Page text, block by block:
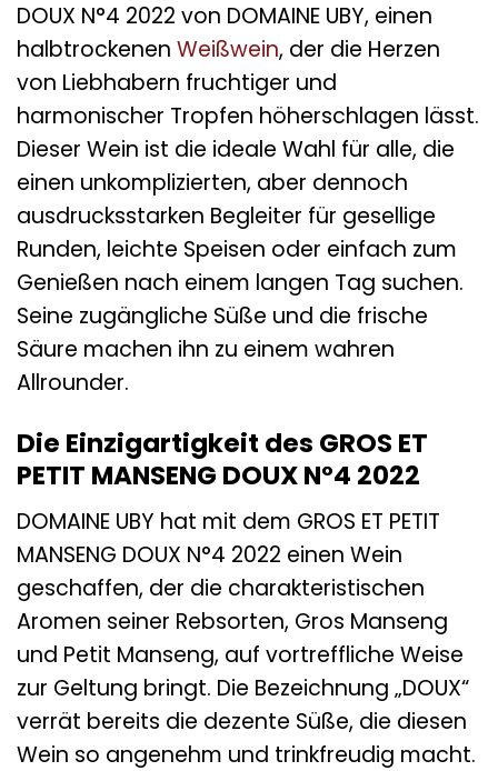
DOUX N°4 2022 von DOMAINE UBY, einen
halbtrockenen Weißwein, der die Herzen
von Liebhabern fruchtiger und
harmonischer Tropfen höherschlagen lässt.
Dieser Wein ist die ideale Wahl für alle, die
einen unkomplizierten, aber dennoch
ausdrucksstarken Begleiter für gesellige
Runden, leichte Speisen oder einfach zum
Genießen nach einem langen Tag suchen.
Seine zugängliche Süße und die frische
Säure machen ihn zu einem wahren
Allrounder.
Die Einzigartigkeit des GROS ET
PETIT MANSENG DOUX N°4 2022
DOMAINE UBY hat mit dem GROS ET PETIT
MANSENG DOUX N°4 2022 einen Wein
geschaffen, der die charakteristischen
Aromen seiner Rebsorten, Gros Manseng
und Petit Manseng, auf vortreffliche Weise
zur Geltung bringt. Die Bezeichnung „DOUX“
verrät bereits die dezente Süße, die diesen
Wein so angenehm und trinkfreudig macht.